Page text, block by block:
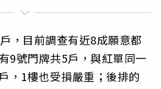
，目前調查有近8成願意都
9號門牌共5戶，與紅單同一
，1樓也受損嚴重；後排的